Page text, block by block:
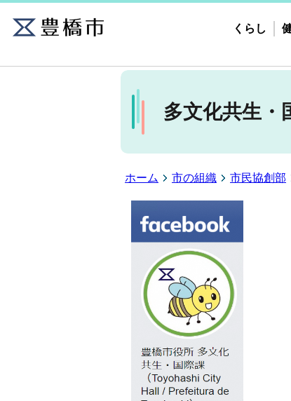
くらし
多文化共生・
ホーム 市の組織 市民協創部